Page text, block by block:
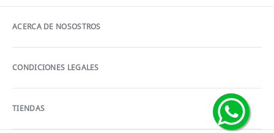
ACERCA DE NOSOSTROS
CONDICIONES LEGALES
TIENDAS